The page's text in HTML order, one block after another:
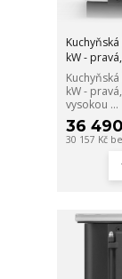
kW -
kW -
vysokou ...
36
30 157 Kč